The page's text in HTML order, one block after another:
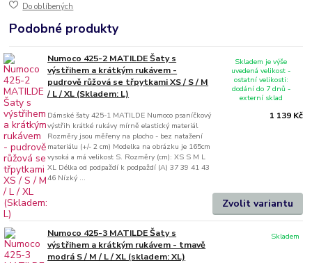
Do oblíbených
Podobné produkty
Numoco 425-2 MATILDE Šaty s
výstřihem a krátkým rukávem -
pudrově růžová se třpytkami XS / S / M
/ L / XL (Skladem: L)
Dámské šaty 425-1 MATILDE Numoco psaníčkový
výstřih krátké rukávy mírně elastický materiál
Rozměry jsou měřeny na plocho - bez natažení
materiálu (+/- 2 cm) Modelka na obrázku je 165cm
vysoká a má velikost S. Rozměry (cm): XS S M L
XL Délka od podpaždí k podpaždí (A) 37 39 41 43
46 Nízký ...
1 139 Kč
Skladem je výše
uvedená velikost -
ostatní velikosti:
dodání do 7 dnů -
externí sklad
Zvolit variantu
Numoco 425-3 MATILDE Šaty s
výstřihem a krátkým rukávem - tmavě
modrá S / M / L / XL (skladem: XL)
Skladem